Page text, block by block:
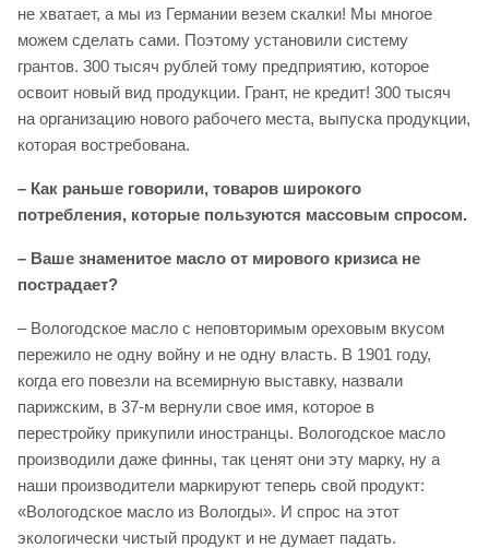
не хватает, а мы из Германии везем скалки! Мы многое
можем сделать сами. Поэтому установили систему
грантов. 300 тысяч рублей тому предприятию, которое
освоит новый вид продукции. Грант, не кредит! 300 тысяч
на организацию нового рабочего места, выпуска продукции,
которая востребована.
– Как раньше говорили, товаров широкого
потребления, которые пользуются массовым спросом.
– Ваше знаменитое масло от мирового кризиса не
пострадает?
– Вологодское масло с неповторимым ореховым вкусом
пережило не одну войну и не одну власть. В 1901 году,
когда его повезли на всемирную выставку, назвали
парижским, в 37-м вернули свое имя, которое в
перестройку прикупили иностранцы. Вологодское масло
производили даже финны, так ценят они эту марку, ну а
наши производители маркируют теперь свой продукт:
«Вологодское масло из Вологды». И спрос на этот
экологически чистый продукт и не думает падать.